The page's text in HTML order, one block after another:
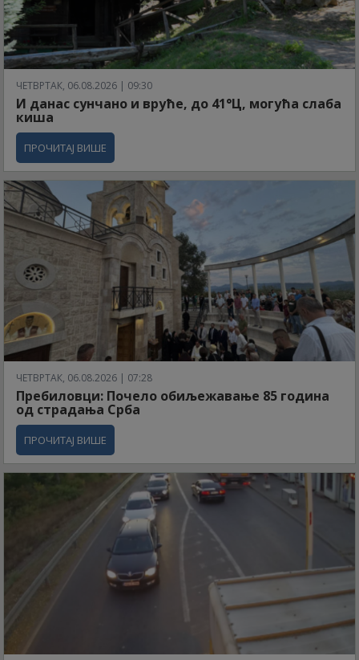
ЧЕТВРТАК, 06.08.2026 | 09:30
И данас сунчано и вруће, до 41°Ц, могућа слаба
киша
ПРОЧИТАЈ ВИШЕ
ЧЕТВРТАК, 06.08.2026 | 07:28
Пребиловци: Почело обиљежавање 85 година
од страдања Срба
ПРОЧИТАЈ ВИШЕ